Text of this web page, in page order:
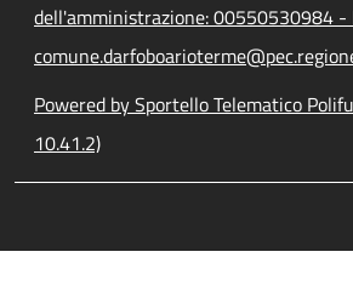
dell'amministrazione: 00550530984 -
Powered by Sportello Telematico
10.41.2)